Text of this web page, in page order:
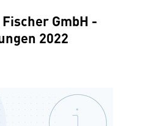
GmbH -
2022